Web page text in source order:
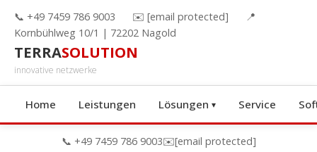
📞 +49 7459 786 9003 ✉️ [email protected]
📍
Kornbühlweg 10/1 | 72202 Nagold
TERRASOLUTION
innovative netzwerke
Home Leistungen Lösungen Service
📞 +49 7459 786 9003✉️[email protected]